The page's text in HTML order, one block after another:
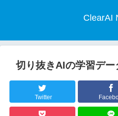
ClearAI
切り抜きAIの学習デー
Twitter